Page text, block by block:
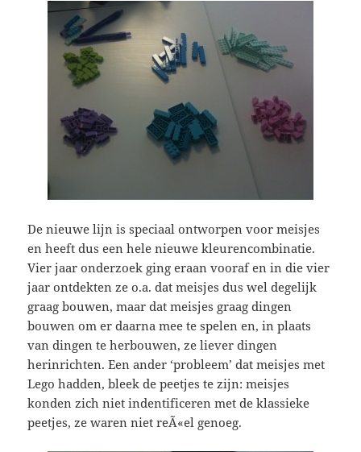
De nieuwe lijn is speciaal ontworpen voor meisjes
en heeft dus een hele nieuwe kleurencombinatie.
Vier jaar onderzoek ging eraan vooraf en in die vier
jaar ontdekten ze o.a. dat meisjes dus wel degelijk
graag bouwen, maar dat meisjes graag dingen
bouwen om er daarna mee te spelen en, in plaats
van dingen te herbouwen, ze liever dingen
herinrichten. Een ander ‘probleem’ dat meisjes met
Lego hadden, bleek de peetjes te zijn: meisjes
konden zich niet indentificeren met de klassieke
peetjes, ze waren niet reÃ«el genoeg.